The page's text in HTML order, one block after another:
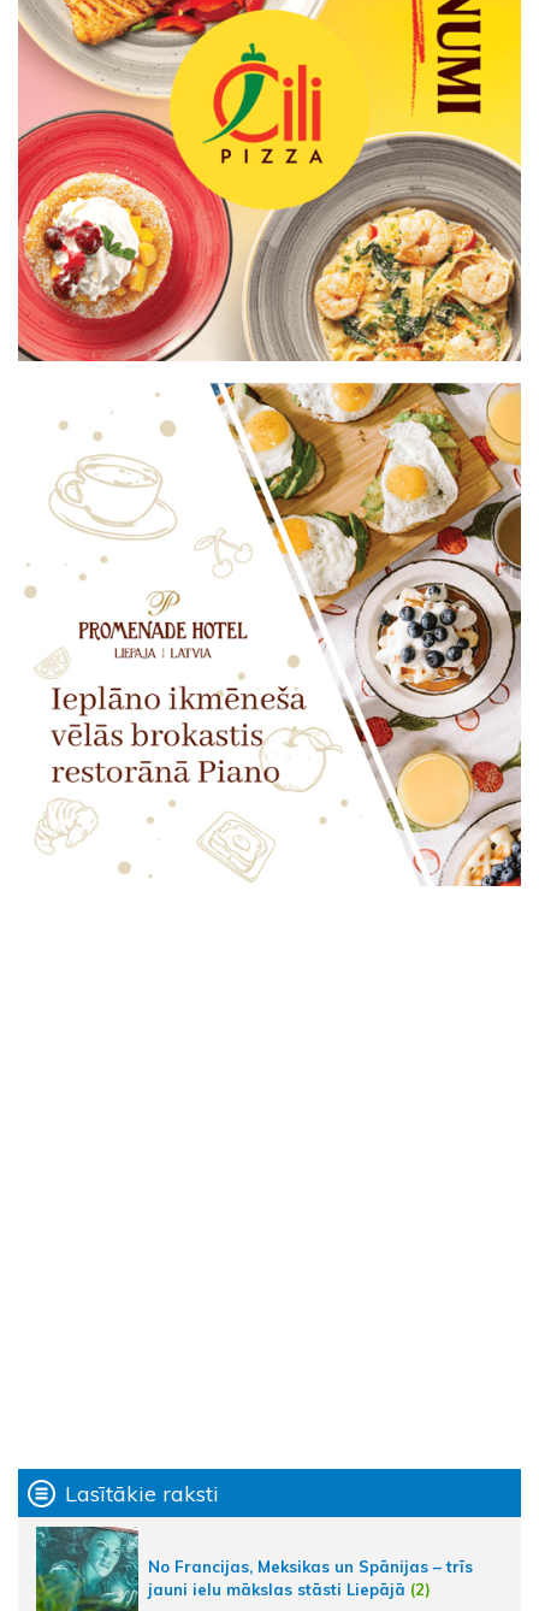
Lasītākie raksti
No Francijas, Meksikas un Spānijas – trīs
jauni ielu mākslas stāsti Liepājā (2)